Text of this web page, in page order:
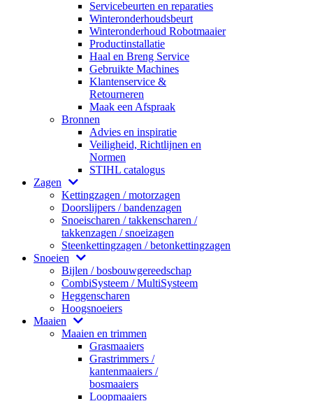
Servicebeurten en reparaties
Winteronderhoudsbeurt
Winteronderhoud Robotmaaier
Productinstallatie
Haal en Breng Service
Gebruikte Machines
Klantenservice &
Retourneren
Maak een Afspraak
Bronnen
Advies en inspiratie
Veiligheid, Richtlijnen en
Normen
STIHL catalogus
Zagen
Kettingzagen / motorzagen
Doorslijpers / bandenzagen
Snoeischaren / takkenscharen /
takkenzagen / snoeizagen
Steenkettingzagen / betonkettingzagen
Snoeien
Bijlen / bosbouwgereedschap
CombiSysteem / MultiSysteem
Heggenscharen
Hoogsnoeiers
Maaien
Maaien en trimmen
Grasmaaiers
Grastrimmers /
kantenmaaiers /
bosmaaiers
Loopmaaiers